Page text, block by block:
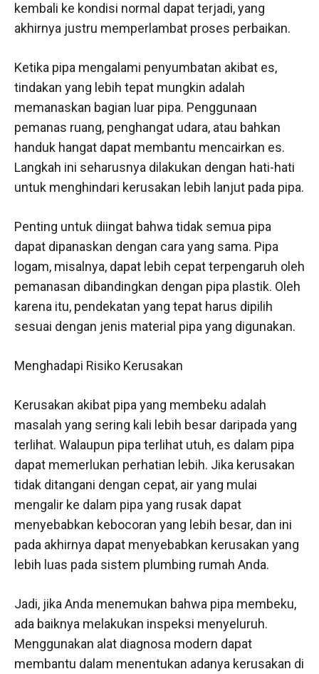
kembali ke kondisi normal dapat terjadi, yang
akhirnya justru memperlambat proses perbaikan.
Ketika pipa mengalami penyumbatan akibat es,
tindakan yang lebih tepat mungkin adalah
memanaskan bagian luar pipa. Penggunaan
pemanas ruang, penghangat udara, atau bahkan
handuk hangat dapat membantu mencairkan es.
Langkah ini seharusnya dilakukan dengan hati-hati
untuk menghindari kerusakan lebih lanjut pada pipa.
Penting untuk diingat bahwa tidak semua pipa
dapat dipanaskan dengan cara yang sama. Pipa
logam, misalnya, dapat lebih cepat terpengaruh oleh
pemanasan dibandingkan dengan pipa plastik. Oleh
karena itu, pendekatan yang tepat harus dipilih
sesuai dengan jenis material pipa yang digunakan.
Menghadapi Risiko Kerusakan
Kerusakan akibat pipa yang membeku adalah
masalah yang sering kali lebih besar daripada yang
terlihat. Walaupun pipa terlihat utuh, es dalam pipa
dapat memerlukan perhatian lebih. Jika kerusakan
tidak ditangani dengan cepat, air yang mulai
mengalir ke dalam pipa yang rusak dapat
menyebabkan kebocoran yang lebih besar, dan ini
pada akhirnya dapat menyebabkan kerusakan yang
lebih luas pada sistem plumbing rumah Anda.
Jadi, jika Anda menemukan bahwa pipa membeku,
ada baiknya melakukan inspeksi menyeluruh.
Menggunakan alat diagnosa modern dapat
membantu dalam menentukan adanya kerusakan di